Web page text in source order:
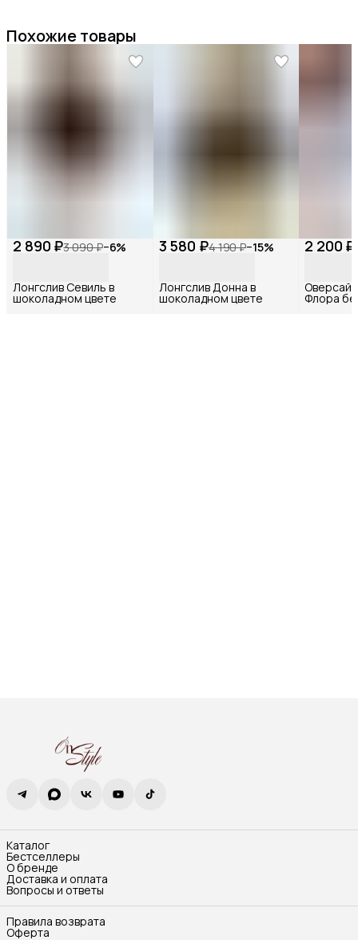
Похожие товары
2 890 ₽3 090 ₽−6%
Лонгслив Севиль в
шоколадном цвете
3 580 ₽4 190 ₽−15%
Лонгслив Донна в
шоколадном цвете
2 200 ₽
Флора
Каталог
Бестселлеры
О бренде
Доставка и оплата
Вопросы и ответы
Правила возврата
Оферта